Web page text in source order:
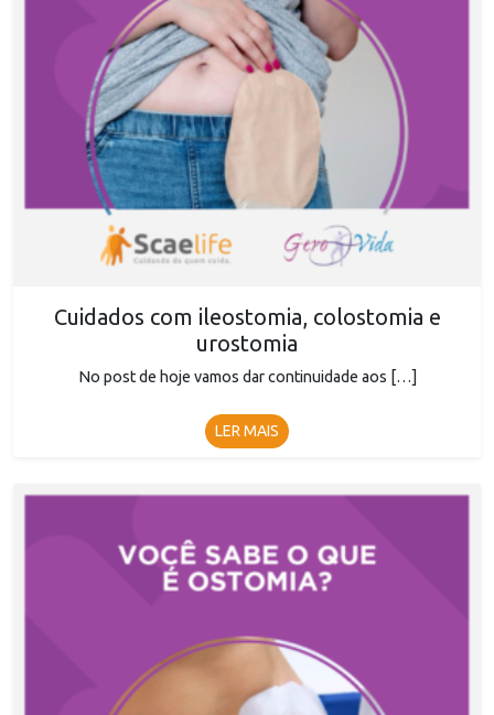
Cuidados com ileostomia, colostomia e
urostomia
No post de hoje vamos dar continuidade aos […]
LER MAIS